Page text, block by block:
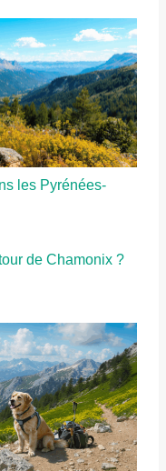
les Pyrénées-
de Chamonix ?